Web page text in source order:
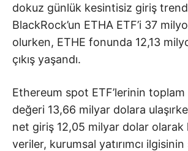
dokuz günlük kesintisiz giriş
BlackRock’un ETHA ETF’i 37
olurken, ETHE fonunda 12,13
çıkış yaşandı.
Ethereum spot ETF’lerinin toplam
değeri 13,66 milyar dolara
net giriş 12,05 milyar dolar olarak
veriler, kurumsal yatırımcı